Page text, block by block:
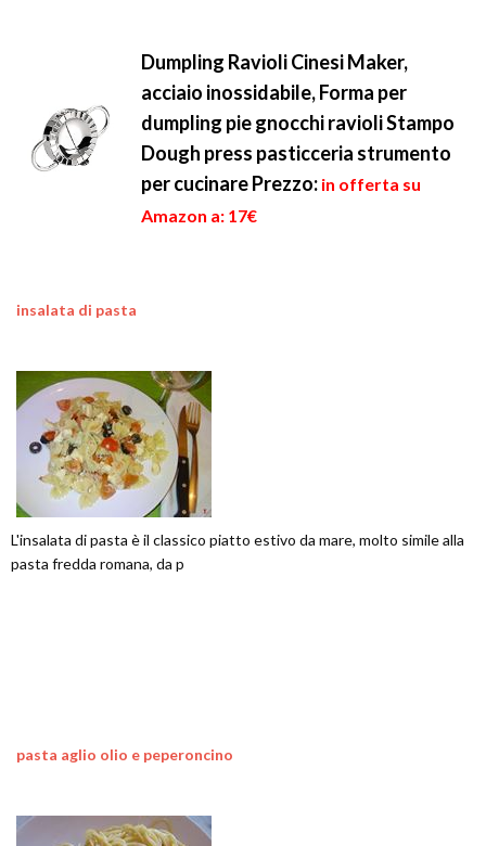
Dumpling Ravioli Cinesi Maker,
acciaio inossidabile, Forma per
dumpling pie gnocchi ravioli Stampo
Dough press pasticceria strumento
per cucinarePrezzo: in offerta su
Amazon a: 17€
insalata di pasta
L'insalata di pasta è il classico piatto estivo da mare, molto simile alla
pasta fredda romana, da p
pasta aglio olio e peperoncino